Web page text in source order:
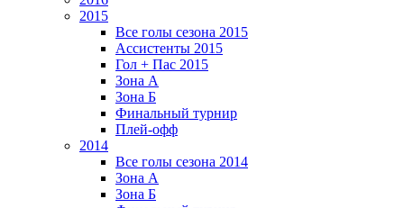
2015
Все голы сезона 2015
Ассистенты 2015
Гол + Пас 2015
Зона А
Зона Б
Финальный турнир
Плей-офф
2014
Все голы сезона 2014
Зона А
Зона Б